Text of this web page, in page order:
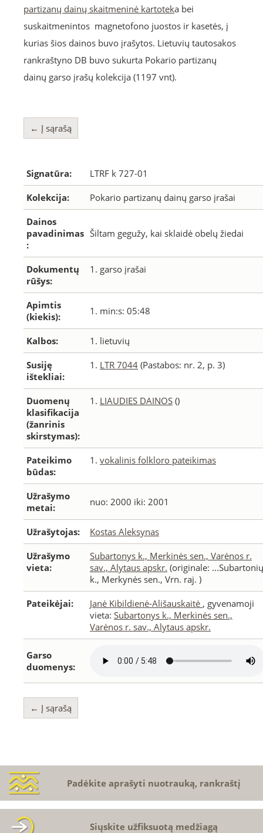
partizanų dainų skaitmeninė kartoteka bei
suskaitmenintos magnetofono juostos ir kasetės, į
kurias šios dainos buvo įrašytos. Lietuvių tautosakos
rankraštyno DB buvo sukurta Pokario partizanų
dainų garso įrašų kolekcija (1197 vnt).
← Į sąrašą
Signatūra: LTRF k 727-01
Kolekcija: Pokario partizanų dainų garso įrašai
Dainos
pavadinimas
:
Šiltam gegužy, kai sklaidė obelų žiedai
Dokumentų
rūšys:
1. garso įrašai
Apimtis
(kiekis):
1. min:s: 05:48
Kalbos: 1. lietuvių
Susiję
ištekliai:
1. LTR 7044 (Pastabos: nr. 2, p. 3)
Duomenų
klasifikacija
(žanrinis
skirstymas):
1. LIAUDIES DAINOS ()
Pateikimo
būdas:
1. vokalinis folkloro pateikimas
Užrašymo
metai:
nuo: 2000 iki: 2001
Užrašytojas: Kostas Aleksynas
Užrašymo
vieta:
Subartonys k., Merkinės sen., Varėnos r.
sav., Alytaus apskr. (originale: ...Subartonių
k., Merkynės sen., Vrn. raj. )
Pateikėjai: Janė Kibildienė-Ališauskaitė , gyvenamoji
vieta: Subartonys k., Merkinės sen.,
Varėnos r. sav., Alytaus apskr.
Garso
duomenys:
← Į sąrašą
Padėkite aprašyti nuotrauką, rankraštį
Siųskite užfiksuotą medžiagą